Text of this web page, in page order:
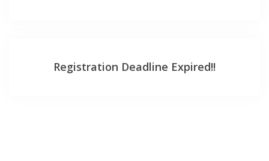
Registration Deadline Expired!!